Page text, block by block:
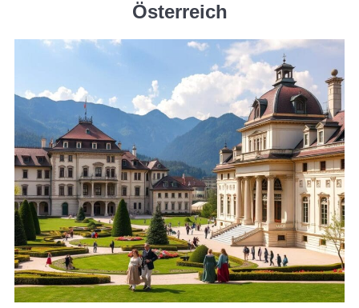
Österreich